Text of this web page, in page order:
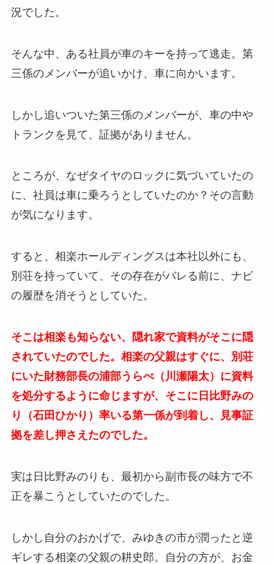
況でした。
そんな中、ある社員が車のキーを持って逃走。第
三係のメンバーが追いかけ、車に向かいます。
しかし追いついた第三係のメンバーが、車の中や
トランクを見て、証拠がありません。
ところが、なぜタイヤのロックに気づいていたの
に、社員は車に乗ろうとしていたのか？その言動
が気になります。
すると、相楽ホールディングスは本社以外にも、
別荘を持っていて、その存在がバレる前に、ナビ
の履歴を消そうとしていた。
そこは相楽も知らない、隠れ家で資料がそこに隠
されていたのでした。相楽の父親はすぐに、別荘
にいた財務部長の浦部うらべ（川瀬陽太）に資料
を処分するように命じますが、そこに日比野みの
り（石田ひかり）率いる第一係が到着し、見事証
拠を差し押さえたのでした。
実は日比野みのりも、最初から副市長の味方で不
正を暴こうとしていたのでした。
しかし自分のおかげで、みゆきの市が潤ったと逆
ギレする相楽の父親の耕史郎。自分の方が、お金